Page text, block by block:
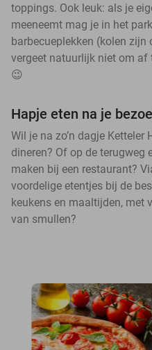
toppings. Ook leuk: als je
meeneemt mag je in het
barbecueplekken (kolen zijn
vergeet natuurlijk niet om af
😉
Hapje eten na je
Wil je na zo’n dagje
dineren? Of op de terugweg
maken bij een restaurant?
voordelige etentjes bij de
keukens en maaltijden, met
van smullen?